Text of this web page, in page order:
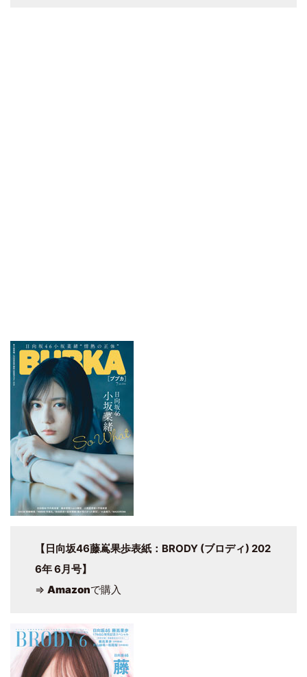
【日向坂46藤嶌果歩表紙：BRODY (ブロディ) 202
6年 6月号】
⇒ Amazonで購入